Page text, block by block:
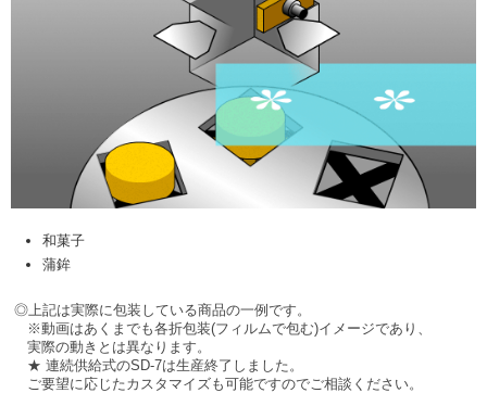
和菓子
蒲鉾
◎上記は実際に包装している商品の一例です。
※動画はあくまでも各折包装(フィルムで包む)イメージであり、
実際の動きとは異なります。
★ 連続供給式のSD-7は生産終了しました。
ご要望に応じたカスタマイズも可能ですのでご相談ください。